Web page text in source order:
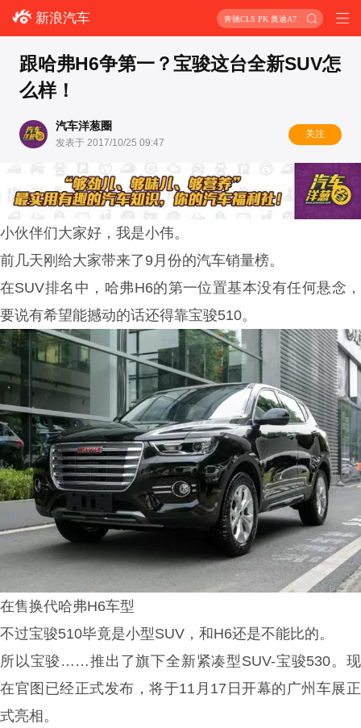
新浪汽车 奔驰CLS PK 奥迪A7
跟哈弗H6争第一？宝骏这台全新SUV怎
么样！
汽车洋葱圈
发表于 2017/10/25 09:47
关注
小伙伴们大家好，我是小伟。
前几天刚给大家带来了9月份的汽车销量榜。
在SUV排名中，哈弗H6的第一位置基本没有任何悬念，
要说有希望能撼动的话还得靠宝骏510。
在售换代哈弗H6车型
不过宝骏510毕竟是小型SUV，和H6还是不能比的。
所以宝骏……推出了旗下全新紧凑型SUV-宝骏530。现
在官图已经正式发布，将于11月17日开幕的广州车展正
式亮相。